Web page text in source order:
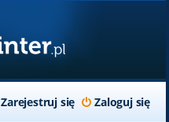
Zaloguj się
Zarejestruj się